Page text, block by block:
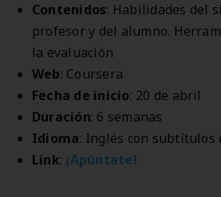
Contenidos: Habilidades del
profesor y del alumno.
la evaluación
Web: Coursera
Fecha de inicio: 20 de abril
Duración: 6 semanas
Idioma: Inglés con subtítulos
Link: ¡Apúntate!